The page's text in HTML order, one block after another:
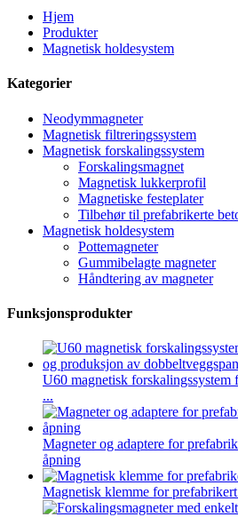
Hjem
Produkter
Magnetisk holdesystem
Kategorier
Neodymmagneter
Magnetisk filtreringssystem
Magnetisk forskalingssystem
Forskalingsmagnet
Magnetisk lukkerprofil
Magnetiske festeplater
Tilbehør til prefabrikerte
Magnetisk holdesystem
Pottemagneter
Gummibelagte magneter
Håndtering av magneter
Funksjonsprodukter
U60 magnetisk forskalingssystem
...
Magneter og adaptere for
åpning
Magnetisk klemme for